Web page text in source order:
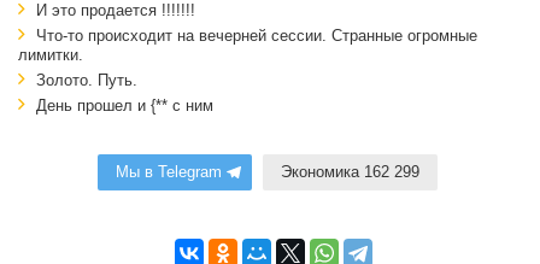
И это продается !!!!!!!
Что-то происходит на вечерней сессии. Странные огромные
лимитки.
Золото. Путь.
День прошел и {** с ним
Мы в Telegram Экономика 162 299